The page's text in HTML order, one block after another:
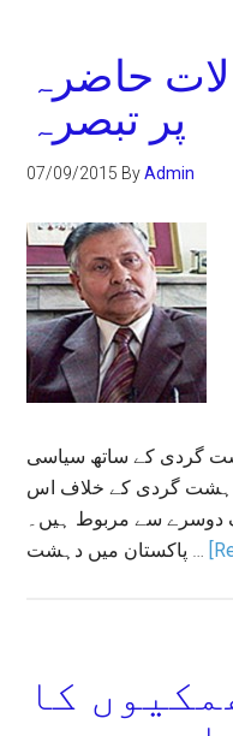
حاضرہ
پر تبصرہ
07/09/2015 ByAdmin
گردی کے ساتھ سیاسی
دہشت گردی کے خلاف اس
دوسرے سے مربوط ہیں۔
پاکستان میں دہشت …
کا